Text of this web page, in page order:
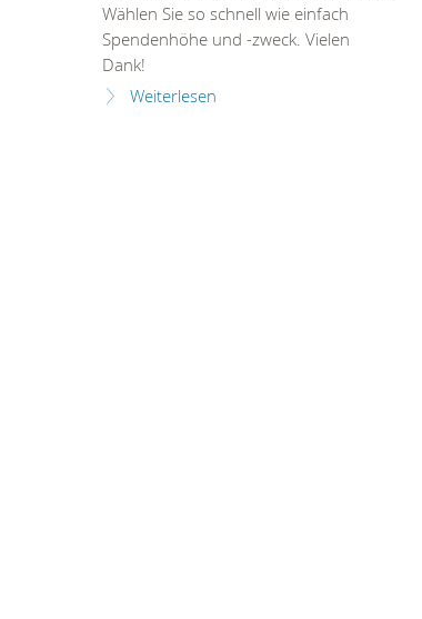
Wählen Sie so schnell wie einfach
Spendenhöhe und -zweck. Vielen
Dank!
Weiterlesen